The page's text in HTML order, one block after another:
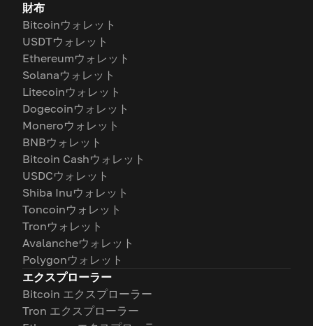
財布
Bitcoinウォレット
USDTウォレット
Ethereumウォレット
Solanaウォレット
Litecoinウォレット
Dogecoinウォレット
Moneroウォレット
BNBウォレット
Bitcoin Cashウォレット
USDCウォレット
Shiba Inuウォレット
Toncoinウォレット
Tronウォレット
Avalancheウォレット
Polygonウォレット
エクスプローラー
Bitcoin エクスプローラー
Tron エクスプローラー